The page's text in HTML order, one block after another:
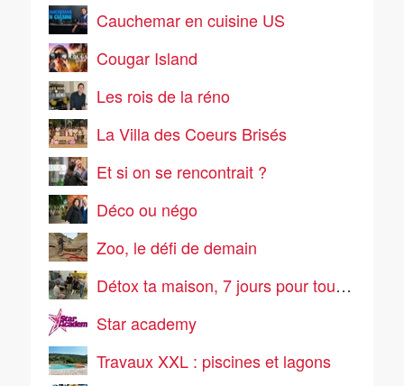
Cauchemar en cuisine US
Cougar Island
Les rois de la réno
La Villa des Coeurs Brisés
Et si on se rencontrait ?
Déco ou négo
Zoo, le défi de demain
Détox ta maison, 7 jours pour tout ranger
Star academy
Travaux XXL : piscines et lagons